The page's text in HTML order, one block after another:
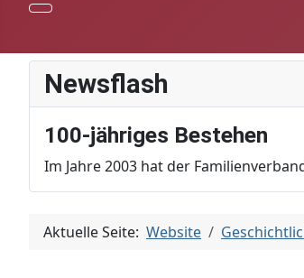
Newsflash
100-jähriges Bestehen
Im Jahre 2003 hat der
Aktuelle Seite: Website